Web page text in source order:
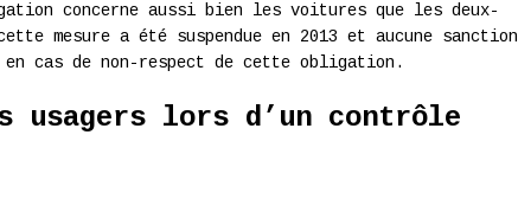
concerne aussi bien les voitures que les deux-
mesure a été suspendue en 2013 et aucune sanction
en cas de non-respect de cette obligation.
usagers lors d’un contrôle